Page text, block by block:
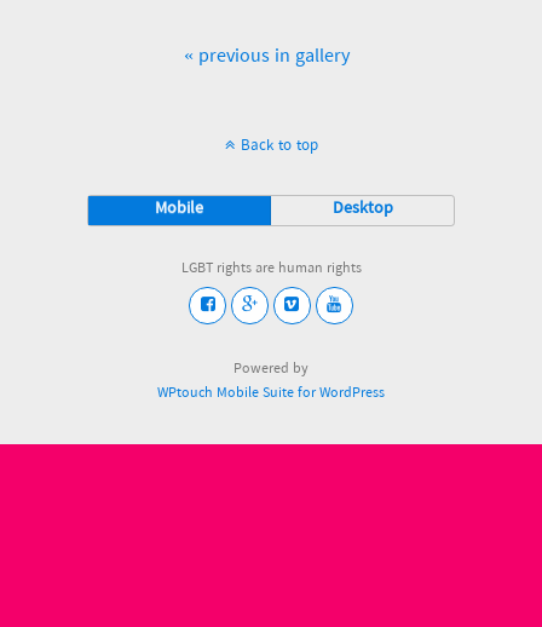
« previous in gallery
Back to top
Mobile Desktop
LGBT rights are human rights
Powered by
WPtouch Mobile Suite for WordPress